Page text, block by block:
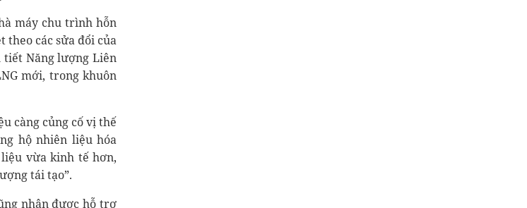
máy chu trình hỗn
theo các sửa đổi của
tiết Năng lượng Liên
mới, trong khuôn
càng củng cố vị thế
hộ nhiên liệu hóa
vừa kinh tế hơn,
tái tạo”.
nhận được hỗ trợ